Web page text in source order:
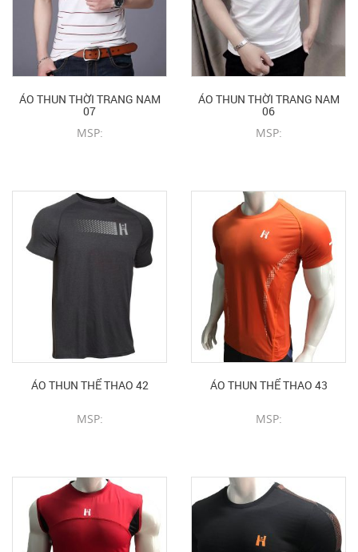
ÁO THUN THỜI TRANG NAM
07
MSP:
ÁO THUN THỜI TRANG NAM
06
MSP:
ÁO THUN THỂ THAO 42
MSP:
ÁO THUN THỂ THAO 43
MSP: